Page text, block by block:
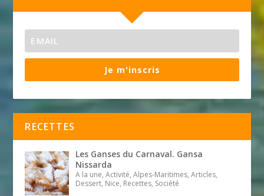
Je m'inscris
RECETTES
Les Ganses du Carnaval. Gansa
Nissarda
A la une, Activité, Alpes-Maritimes, Articles,
Dessert, Nice, Recettes, Société